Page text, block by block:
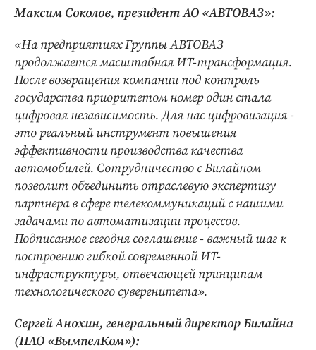
Максим Соколов, президент АО «АВТОВАЗ»:
«На предприятиях Группы АВТОВАЗ
продолжается масштабная ИТ-трансформация.
После возвращения компании под контроль
государства приоритетом номер один стала
цифровая независимость. Для нас цифровизация -
это реальный инструмент повышения
эффективности производства качества
автомобилей. Сотрудничество с Билайном
позволит объединить отраслевую экспертизу
партнера в сфере телекоммуникаций с нашими
задачами по автоматизации процессов.
Подписанное сегодня соглашение - важный шаг к
построению гибкой современной ИТ-
инфраструктуры, отвечающей принципам
технологического суверенитета».
Сергей Анохин, генеральный директор Билайна
(ПАО «ВымпелКом»):